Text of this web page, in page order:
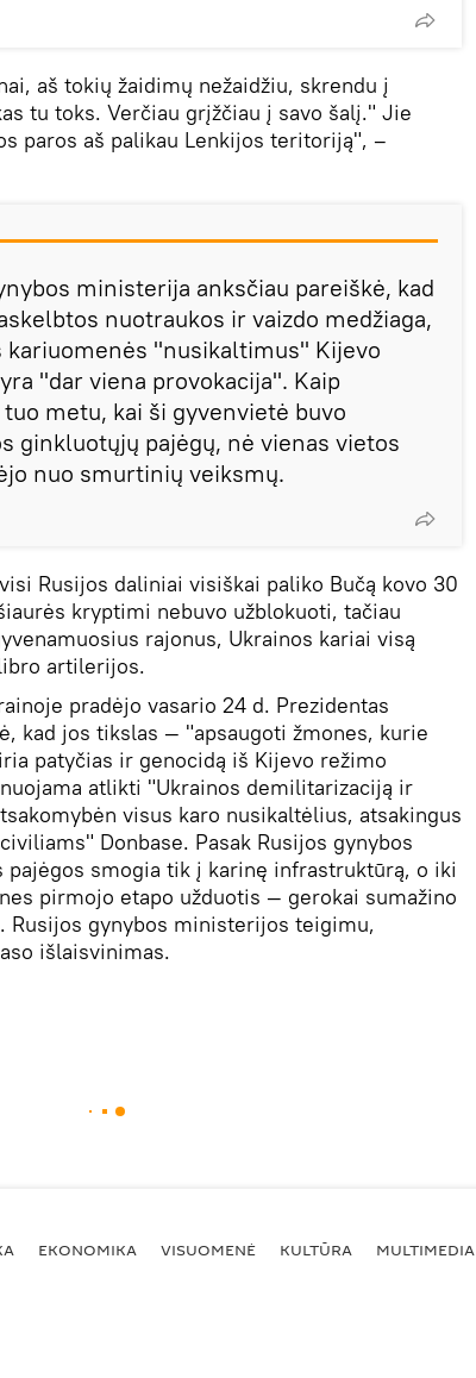
aš tokių žaidimų nežaidžiu, skrendu į
tu toks. Verčiau grįžčiau į savo šalį." Jie
paros aš palikau Lenkijos teritoriją", –
ministerija anksčiau pareiškė, kad
nuotraukos ir vaizdo medžiaga,
kariuomenės "nusikaltimus" Kijevo
"dar viena provokacija". Kaip
metu, kai ši gyvenvietė buvo
ginkluotųjų pajėgų, nė vienas vietos
nuo smurtinių veiksmų.
Rusijos daliniai visiškai paliko Bučą kovo 30
kryptimi nebuvo užblokuoti, tačiau
rajonus, Ukrainos kariai visą
artilerijos.
pradėjo vasario 24 d. Prezidentas
kad jos tikslas — "apsaugoti žmones, kurie
patyčias ir genocidą iš Kijevo režimo
atlikti "Ukrainos demilitarizaciją ir
visus karo nusikaltėlius, atsakingus
Donbase. Pasak Rusijos gynybos
smogia tik į karinę infrastruktūrą, o iki
pirmojo etapo užduotis — gerokai sumažino
Rusijos gynybos ministerijos teigimu,
išlaisvinimas.
EKONOMIKA VISUOMENĖ KULTŪRA MULTIMEDIA